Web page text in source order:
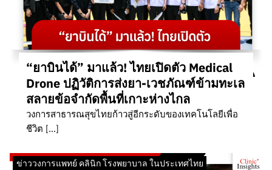
“ยาบินได้” มาแล้ว! ไทยเปิดตัว Medical
Drone ปฏิวัติการส่งยา-เวชภัณฑ์ข้ามทะเล
สลายข้อจำกัดพื้นที่เกาะห่างไกล
วงการสาธารณสุขไทยก้าวสู่อีกระดับของเทคโนโลยีเพื่อ
ชีวิต […]
ข่าววงการแพทย์ คลินิก โรงพยาบาล ในประเทศไทย